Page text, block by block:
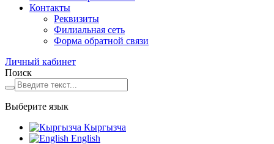
Контакты
Реквизиты
Филиальная сеть
Форма обратной связи
Личный кабинет
Поиск
Выберите язык
Кыргызча
English